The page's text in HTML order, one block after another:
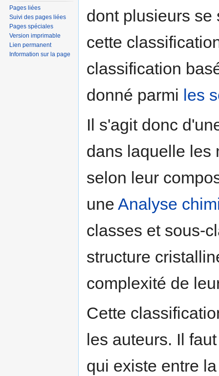
dont plusieurs
cette
classification
donné parmi les
Il s'agit donc
dans laquelle les
selon leur
une Analyse
classes et sous-
structure
complexité de
Cette
les auteurs. Il
qui existe entre
Pages liées
Suivi des pages liées
Pages spéciales
Version imprimable
Lien permanent
Information sur la page